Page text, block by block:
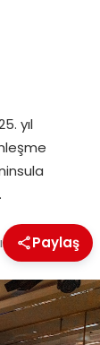
yıl
Paylaş